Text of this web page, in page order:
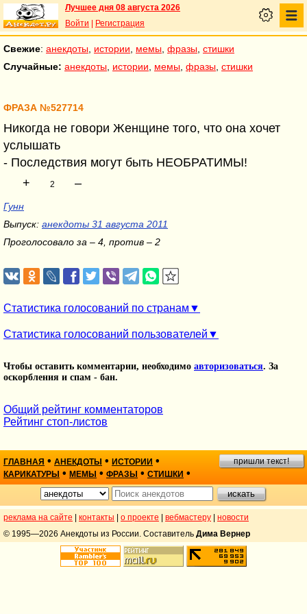
Лучшее дня 08 августа 2026
Войти
Регистрация
Свежие: анекдоты истории мемы фразы стишки
Случайные: анекдоты истории мемы фразы стишки
ФРАЗА №527714
Никогда не говори Женщине того, что она хочет
услышать
- Последствия могут быть НЕОБРАТИМЫ!
+
2 –
Гунн
Выпуск: анекдоты 31 августа 2011
Проголосовало за – 4, против – 2
Статистика голосований по странам
Статистика голосований пользователей
Чтобы оставить комментарии, необходимо авторизоваться. За
оскорбления и спам - бан.
Общий рейтинг комментаторов
Рейтинг стоп-листов
ГЛАВНАЯ • АНЕКДОТЫ • ИСТОРИИ •
КАРИКАТУРЫ • МЕМЫ • ФРАЗЫ • СТИШКИ •
пришли текст!
реклама на сайте контакты о проекте вебмастеру
новости
© 1995—2026 Анекдоты из России. Составитель Дима Вернер